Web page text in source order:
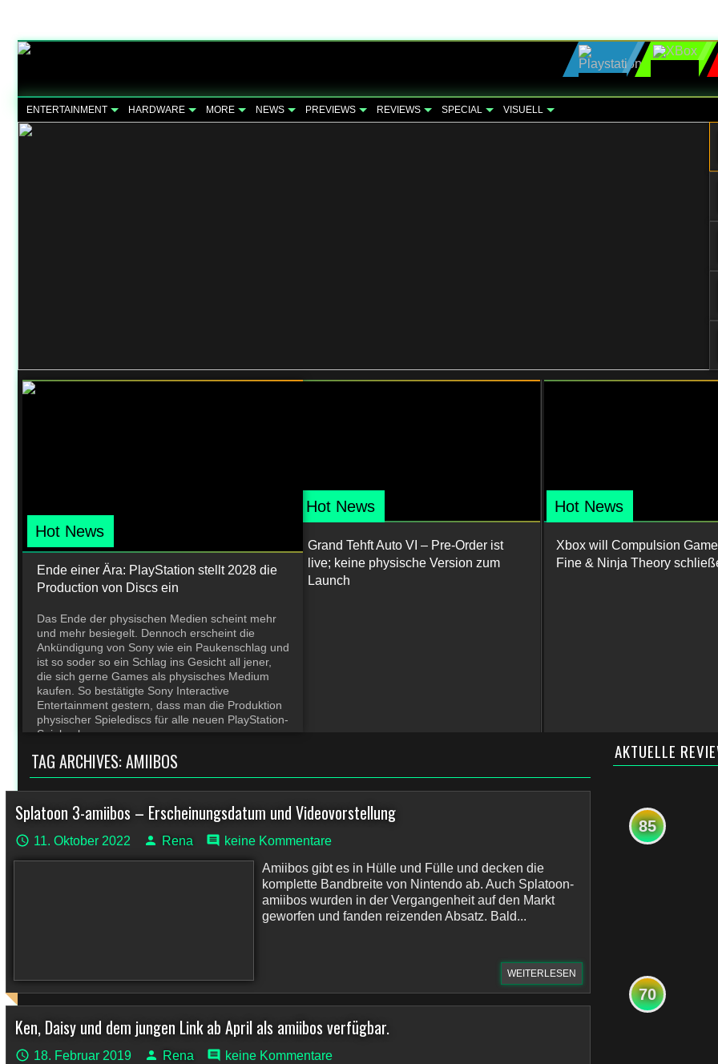
ENTERTAINMENT HARDWARE MORE NEWS PREVIEWS REVIEWS SPECIAL VISUELL
Hot News
Ende einer Ära: PlayStation stellt 2028 die
Production von Discs ein
Das Ende der physischen Medien scheint mehr
und mehr besiegelt. Dennoch erscheint die
Ankündigung von Sony wie ein Paukenschlag und
ist so soder so ein Schlag ins Gesicht all jener,
die sich gerne Games als physisches Medium
kaufen. So bestätigte Sony Interactive
Entertainment gestern, dass man die Produktion
physischer Spielediscs für alle neuen PlayStation-
Spiele ab
Hot News
Grand Tehft Auto VI – Pre-Order ist
live; keine physische Version zum
Launch
Hot News
Xbox will Compulsion
Fine & Ninja Theory
TAG ARCHIVES:AMIIBOS
Splatoon 3-amiibos – Erscheinungsdatum und Videovorstellung
11. Oktober 2022 Rena
keine Kommentare
Amiibos gibt es in Hülle und Fülle und decken die
komplette Bandbreite von Nintendo ab. Auch Splatoon-
amiibos wurden in der Vergangenheit auf den Markt
geworfen und fanden reizenden Absatz. Bald...
WEITERLESEN
Ken, Daisy und dem jungen Link ab April als amiibos verfügbar.
18. Februar 2019 Rena
keine Kommentare
AKTUELLE
85
70